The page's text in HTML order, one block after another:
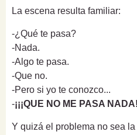
La escena resulta familiar:
-¿Qué te pasa?
-Nada.
-Algo te pasa.
-Que no.
-Pero si yo te conozco...
-¡¡¡QUE NO ME PASA
Y quizá el problema no sea